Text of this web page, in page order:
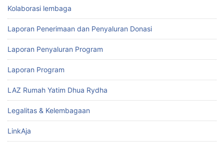
Kolaborasi lembaga
Laporan Penerimaan dan Penyaluran Donasi
Laporan Penyaluran Program
Laporan Program
LAZ Rumah Yatim Dhua Rydha
Legalitas & Kelembagaan
LinkAja